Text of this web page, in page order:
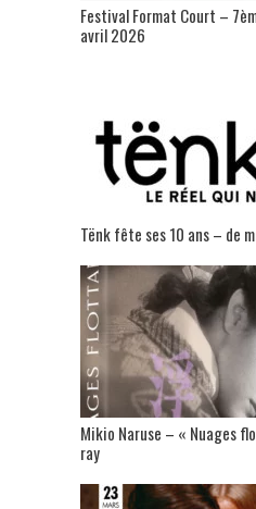
Festival Format Court –
avril 2026
Tënk fête ses 10 ans – de
Mikio Naruse – « Nuages
ray